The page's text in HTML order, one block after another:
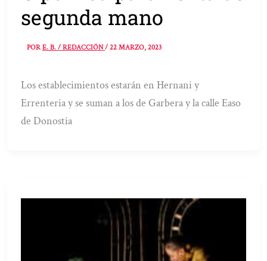
segunda mano
PORE. B. / REDACCIÓN/22 MARZO, 2023
Los establecimientos estarán en Hernani y
Errenteria y se suman a los de Garbera y la calle Easo
de Donostia